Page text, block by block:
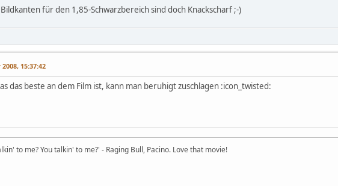
für den 1,85-Schwarzbereich sind doch Knackscharf ;-)
15:37:42
das beste an dem Film ist, kann man beruhigt zuschlagen :icon_twisted:
to me? You talkin' to me?' - Raging Bull, Pacino. Love that movie!